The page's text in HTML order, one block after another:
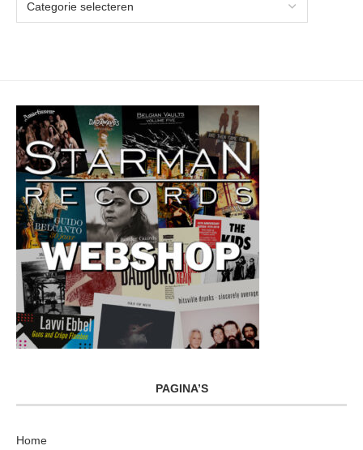
PAGINA’S
Home